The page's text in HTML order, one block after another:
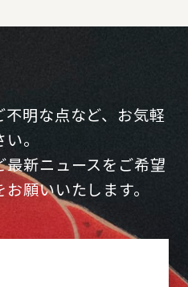
明な点など、お気軽
。
新ニュースをご希望
願いいたします。